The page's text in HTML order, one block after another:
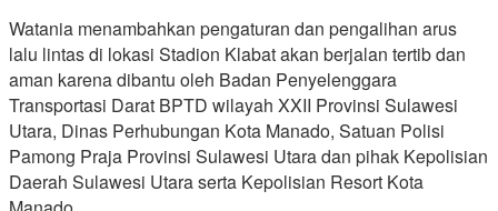
Watania menambahkan pengaturan dan pengalihan arus
lalu lintas di lokasi Stadion Klabat akan berjalan tertib dan
aman karena dibantu oleh Badan Penyelenggara
Transportasi Darat BPTD wilayah XXII Provinsi Sulawesi
Utara, Dinas Perhubungan Kota Manado, Satuan Polisi
Pamong Praja Provinsi Sulawesi Utara dan pihak Kepolisian
Daerah Sulawesi Utara serta Kepolisian Resort Kota